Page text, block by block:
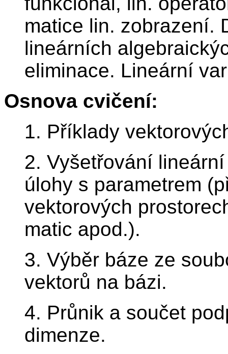
matice lin. zobrazení.
lineárních
eliminace. Lineární
Osnova cvičení:
1. Příklady
2. Vyšetřování
úlohy s parametrem
vektorových
matic apod.).
3. Výběr báze ze
vektorů na bázi.
4. Průnik a součet
dimenze.